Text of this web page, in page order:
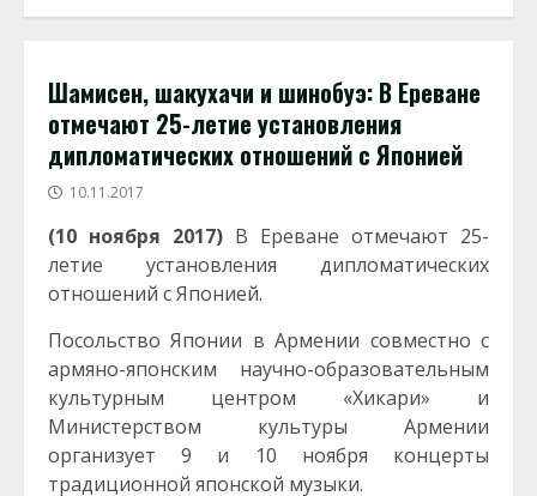
Шамисен, шакухачи и шинобуэ: В Ереване
отмечают 25-летие установления
дипломатических отношений с Японией
10.11.2017
(10 ноября 2017) В Ереване отмечают 25-
летие установления дипломатических
отношений с Японией.
Посольство Японии в Армении совместно с
армяно-японским научно-образовательным
культурным центром «Хикари» и
Министерством культуры Армении
организует 9 и 10 ноября концерты
традиционной японской музыки.